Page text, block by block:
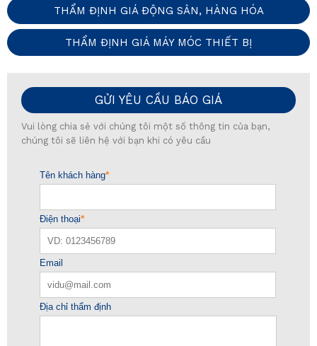
THẨM ĐỊNH GIÁ ĐỘNG SẢN, HÀNG HÓA
THẨM ĐỊNH GIÁ MÁY MÓC THIẾT BỊ
GỬI YÊU CẦU BÁO GIÁ
Vui lòng chia sẻ với chúng tôi một số thông tin của bạn,
chúng tôi sẽ liên hệ với bạn khi có yêu cầu